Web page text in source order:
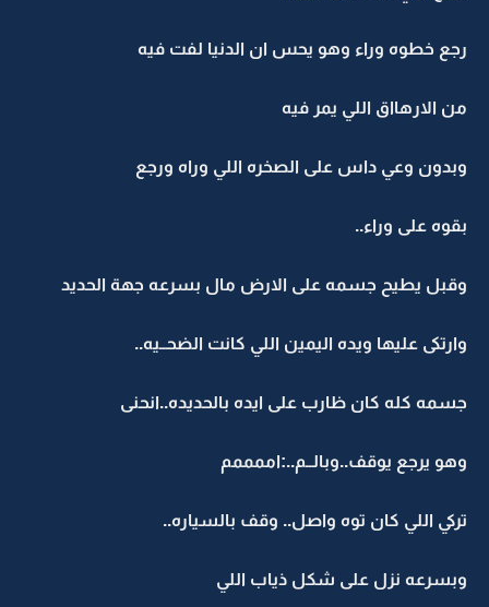
رجع خطوه وراء وهو يحس ان الدنيا لفت فيه
من الارهااق اللي يمر فيه
وبدون وعي داس على الصخره اللي وراه ورجع
بقوه على وراء..
وقبل يطيح جسمه على الارض مال بسرعه جهة الحديد
وارتكى عليها ويده اليمين اللي كانت الضحــيه..
جسمه كله كان ظارب على ايده بالحديده..انحنى
وهو يرجع يوقف..وبالــم..:اممممم
تركي اللي كان توه واصل.. وقف بالسياره..
وبسرعه نزل على شكل ذياب اللي